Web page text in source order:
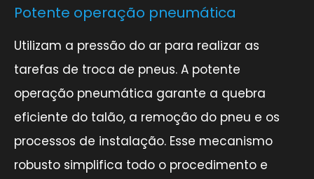
Potente operação pneumática
Utilizam a pressão do ar para realizar as
tarefas de troca de pneus. A potente
operação pneumática garante a quebra
eficiente do talão, a remoção do pneu e os
processos de instalação. Esse mecanismo
robusto simplifica todo o procedimento e